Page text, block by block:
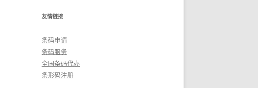
友情链接
条码申请
条码服务
全国条码代办
条形码注册